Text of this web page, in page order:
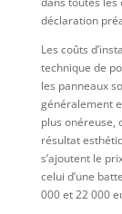
déclaration
Les coûts
technique de
les panneaux
généralement
plus onéreuse,
résultat
s’ajoutent le
celui d’une
000 et 22 000